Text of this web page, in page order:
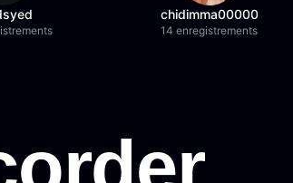
chidimma00000
14 enregistrements